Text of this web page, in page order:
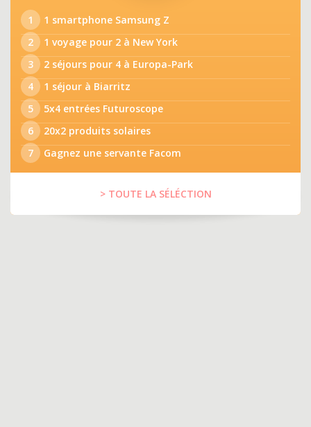
1
1 smartphone Samsung Z
2
1 voyage pour 2 à New York
3
2 séjours pour 4 à Europa-Park
4
1 séjour à Biarritz
5
5x4 entrées Futuroscope
6
20x2 produits solaires
7
Gagnez une servante Facom
> TOUTE LA SÉLÉCTION